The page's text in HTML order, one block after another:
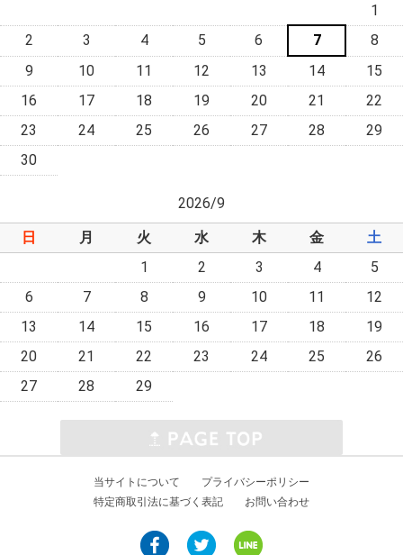
1
2
3 4 5 6 7
8
9
10 11 12 13 14
15
16
17 18 19 20 21
22
23
24 25 26 27 28
29
30
2026/9
日
月 火 水 木 金
土
1
2 3 4
5
6
7 8 9 10 11
12
13
14 15 16 17 18
19
20
21 22 23 24 25
26
27
28 29
当サイトについて
プライバシーポリシー
特定商取引法に基づく表記
お問い合わせ